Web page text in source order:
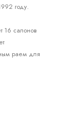
году.
16 салонов
раем для